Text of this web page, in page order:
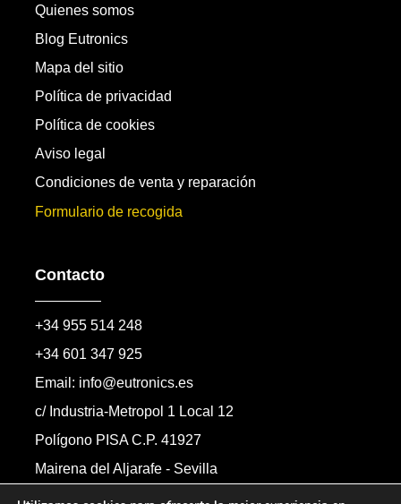
Quienes somos
Blog Eutronics
Mapa del sitio
Política de privacidad
Política de cookies
Aviso legal
Condiciones de venta y reparación
Formulario de recogida
Contacto
+34 955 514 248
+34 601 347 925
Email: info@eutronics.es
c/ Industria-Metropol 1 Local 12
Polígono PISA C.P. 41927
Mairena del Aljarafe - Sevilla
Formulario de contacto